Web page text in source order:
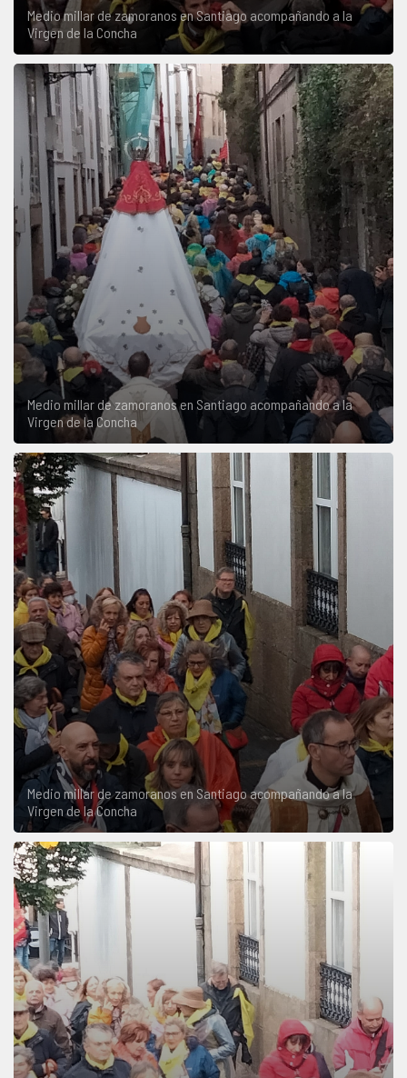
Medio millar de zamoranos en Santiago acompañando a la
Virgen de la Concha
Medio millar de zamoranos en Santiago acompañando a la
Virgen de la Concha
Medio millar de zamoranos en Santiago acompañando a la
Virgen de la Concha